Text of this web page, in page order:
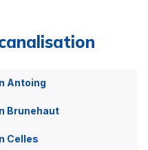
Antoing
Brunehaut
Celles